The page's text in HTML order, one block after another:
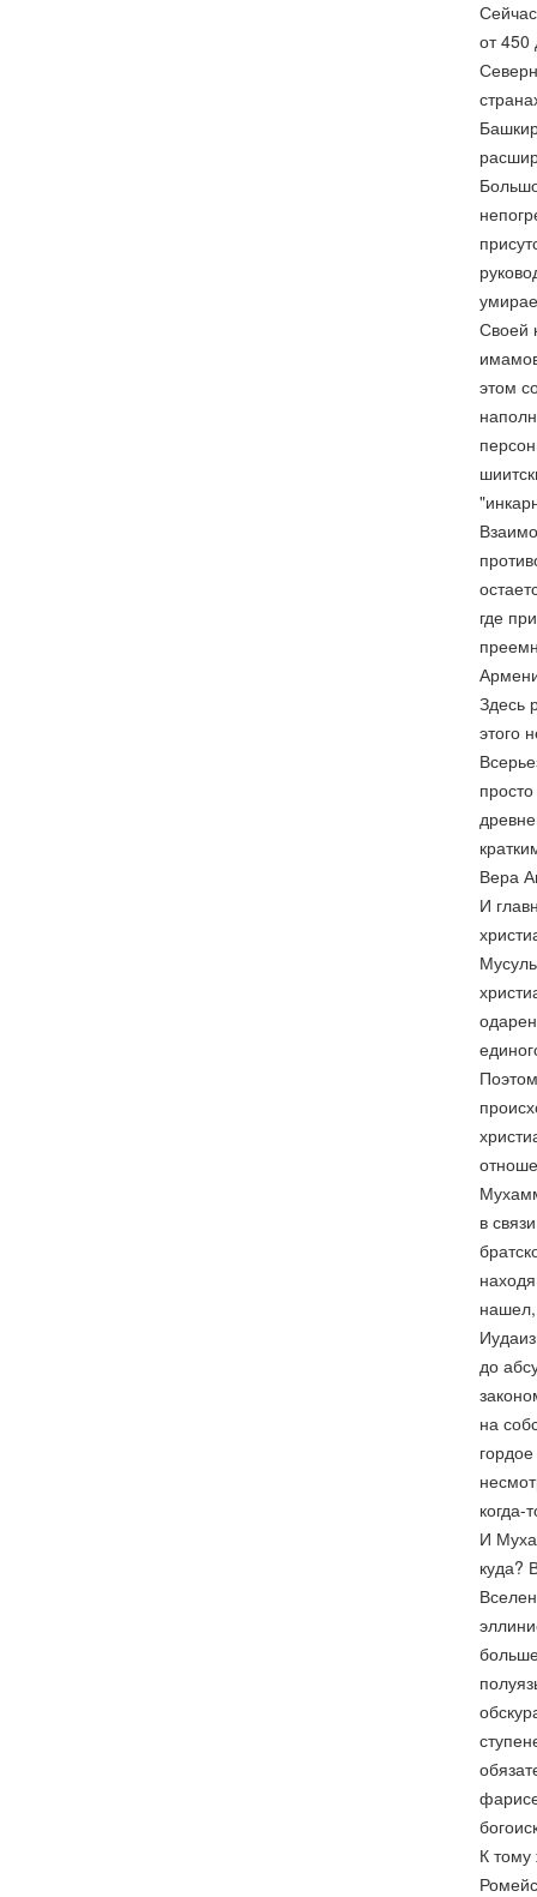
от 450
Своей
этом
где
Здесь
этого
Вера
И
в
до
на
когда-
И
куда?
К тому